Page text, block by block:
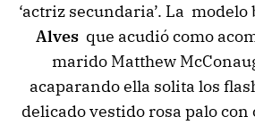
‘actriz secundaria’. La
Alvesque acudió como
marido Matthew
acaparando ella solita los
delicado vestido rosa palo con